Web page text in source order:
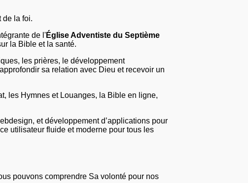
de la foi.
de l'Église Adventiste du Septième
la Bible et la santé.
les prières, le développement
sa relation avec Dieu et recevoir un
les Hymnes et Louanges, la Bible en ligne,
et développement d’applications pour
utilisateur fluide et moderne pour tous les
pouvons comprendre Sa volonté pour nos